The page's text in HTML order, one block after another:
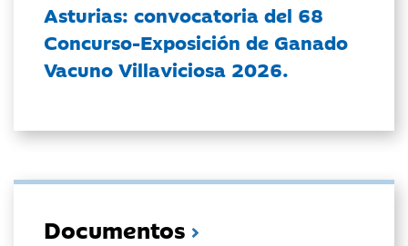
Asturias: convocatoria del 68
Concurso-Exposición de Ganado
Vacuno Villaviciosa 2026.
Documentos